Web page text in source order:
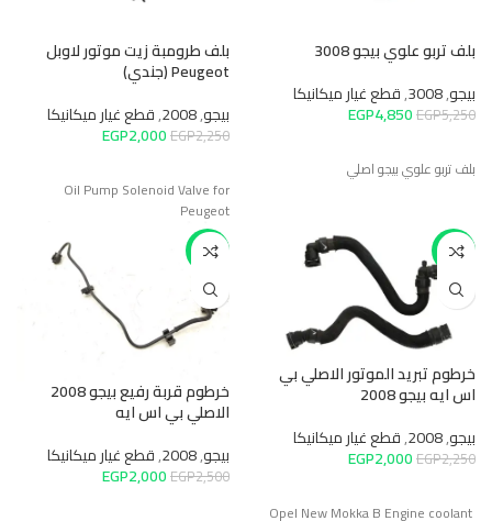
بلف تربو علوي بيجو 3008
بيجو,
3008
,قطع غيار ميكانيكا
EGP5,250
EGP4,850
بلف تربو علوي بيجو اصلي
بلف طرومبة زيت موتور لاوبل
Peugeot (جندي)
بيجو,
2008
,قطع غيار ميكانيكا
EGP2,250
EGP2,000
Oil Pump Solenoid Valve for
Peugeot
-11%
خرطوم تبريد الموتور الاصلي بي
اس ايه بيجو 2008
بيجو,
2008
,قطع غيار ميكانيكا
EGP2,250
EGP2,000
Opel New Mokka B Engine coolant
-20%
خرطوم قربة رفيع بيجو 2008
الاصلي بي اس ايه
بيجو,
2008
,قطع غيار ميكانيكا
EGP2,500
EGP2,000